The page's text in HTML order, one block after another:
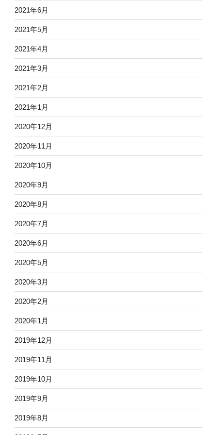
2021年6月
2021年5月
2021年4月
2021年3月
2021年2月
2021年1月
2020年12月
2020年11月
2020年10月
2020年9月
2020年8月
2020年7月
2020年6月
2020年5月
2020年3月
2020年2月
2020年1月
2019年12月
2019年11月
2019年10月
2019年9月
2019年8月